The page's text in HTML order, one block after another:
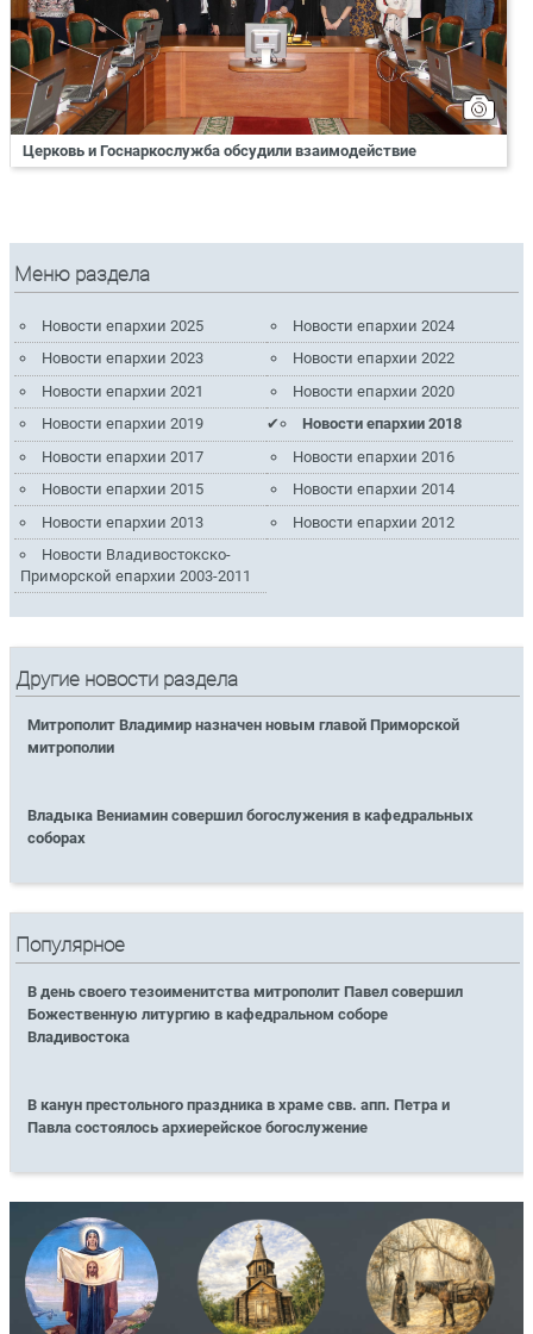
Церковь и Госнаркослужба обсудили взаимодействие
Меню раздела
Новости епархии 2025
Новости епархии 2024
Новости епархии 2023
Новости епархии 2022
Новости епархии 2021
Новости епархии 2020
Новости епархии 2019
Новости епархии 2018
Новости епархии 2017
Новости епархии 2016
Новости епархии 2015
Новости епархии 2014
Новости епархии 2013
Новости епархии 2012
Новости Владивостокско-
Приморской епархии 2003-2011
Другие новости раздела
Митрополит Владимир назначен новым главой Приморской
митрополии
Владыка Вениамин совершил богослужения в кафедральных
соборах
Популярное
В день своего тезоименитства митрополит Павел совершил
Божественную литургию в кафедральном соборе
Владивостока
В канун престольного праздника в храме свв. апп. Петра и
Павла состоялось архиерейское богослужение